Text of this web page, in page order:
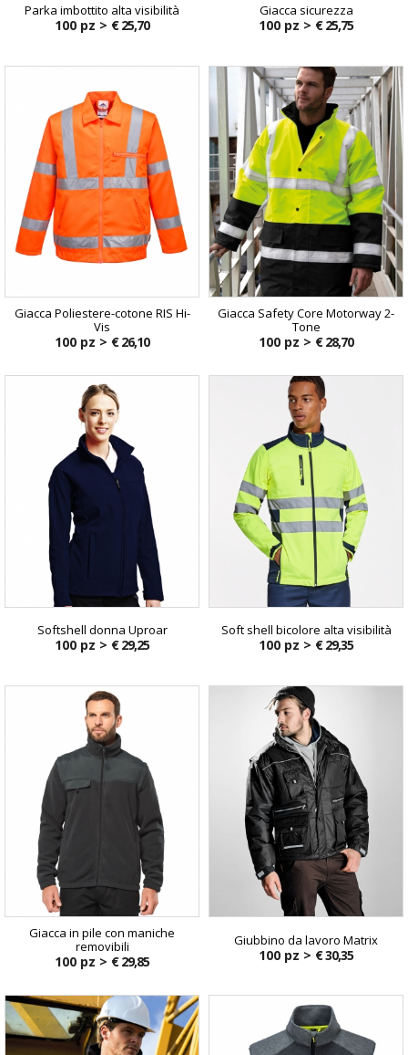
Parka imbottito alta visibilità
100 pz > € 25,70
Giacca sicurezza
100 pz > € 25,75
Giacca Poliestere-cotone RIS Hi-
Vis
100 pz > € 26,10
Giacca Safety Core Motorway 2-
Tone
100 pz > € 28,70
Softshell donna Uproar
100 pz > € 29,25
Soft shell bicolore alta visibilità
100 pz > € 29,35
Giacca in pile con maniche
removibili
100 pz > € 29,85
Giubbino da lavoro Matrix
100 pz > € 30,35